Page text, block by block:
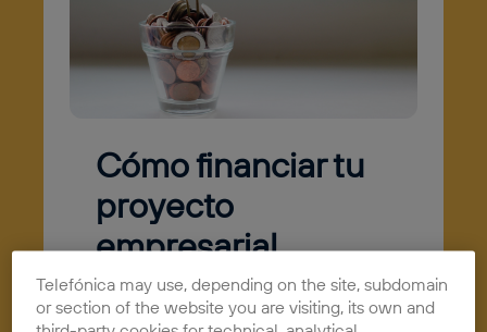
Cómo financiar tu
proyecto
empresarial
05/05/2022 Actualidad
Telefónica may use, depending on the site, subdomain
or section of the website you are visiting, its own and